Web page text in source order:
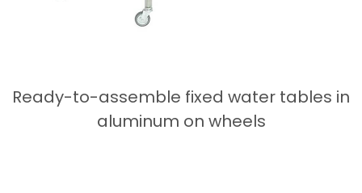
Ready-to-assemble fixed water tables in
aluminum on wheels